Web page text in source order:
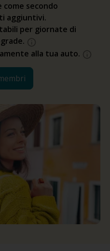
secondo
aggiuntivi.
per giornate di
alla tua auto.